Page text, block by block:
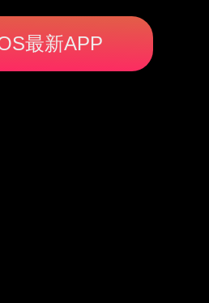
最新APP